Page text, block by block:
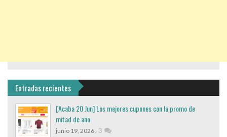
Entradas recientes
[Acaba 20 Jun] Los mejores cupones con la promo de
mitad de año
junio 19, 2026, 3